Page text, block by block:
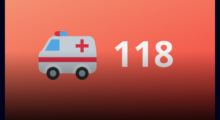
Safe Drive – 317^ Puntata